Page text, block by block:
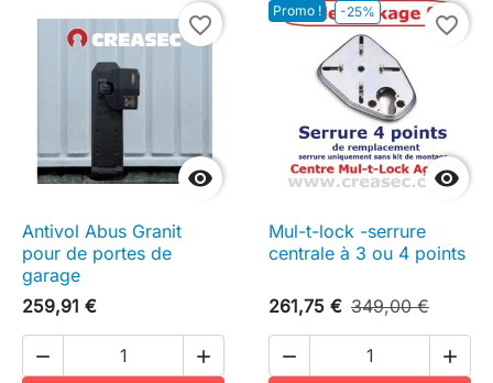

favorite_border
Antivol Abus Granit
pour de portes de
garage
259,91 €
 
Promo ! -25%

favorite_border
Mul-t-lock -serrure
centrale à 3 ou 4 points
261,75 € 349,00 €
 